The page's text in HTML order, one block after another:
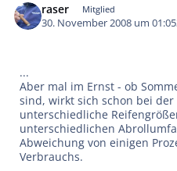
raser Mitglied
30. November 2008 um 01:05
...
Aber mal im Ernst - ob
sind, wirkt sich schon bei der
unterschiedliche
unterschiedlichen
Abweichung von einigen
Verbrauchs.